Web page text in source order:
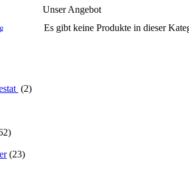
(2)
(23)
Unser Angebot
Es gibt keine Produkte in dieser